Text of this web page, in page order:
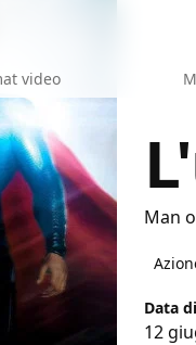
video
d'Acciaio Man
Data
12